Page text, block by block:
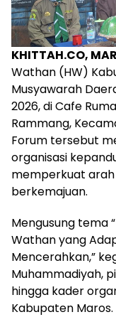
KHITTAH.CO,
Wathan (HW)
Musyawarah
2026, di Cafe
Rammang,
Forum tersebut
organisasi
memperkuat
berkemajuan.
Mengusung tema
Wathan yang
Mencerahkan,”
Muhammadiyah,
hingga kader
Kabupaten Maros.